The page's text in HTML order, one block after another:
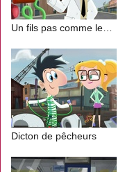
Dicton de pêcheurs